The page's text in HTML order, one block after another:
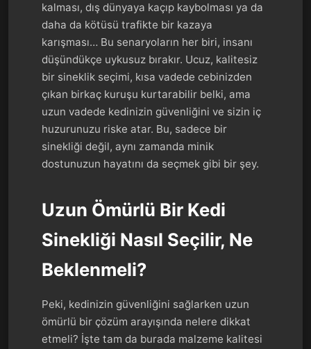
kalması, dış dünyaya kaçıp kaybolması ya da
daha da kötüsü trafikte bir kazaya
karışması… Bu senaryoların her biri, insanı
düşündükçe uykusuz bırakır. Ucuz, kalitesiz
bir sineklik seçimi, kısa vadede cebinizden
çıkan birkaç kuruşu kurtarabilir belki, ama
uzun vadede kedinizin güvenliğini ve sizin iç
huzurunuzu riske atar. Bu, sadece bir
sinekliği değil, aynı zamanda minik
dostunuzun hayatını da seçmek gibi bir şey.
Uzun Ömürlü Bir Kedi
Sinekliği Nasıl Seçilir, Ne
Beklenmeli?
Peki, kedinizin güvenliğini sağlarken uzun
ömürlü bir çözüm arayışında nelere dikkat
etmeli? İşte tam da burada malzeme kalitesi